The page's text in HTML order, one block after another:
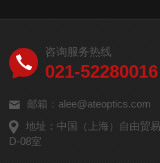
咨询服务热线
021-52280016
邮箱：alee@ateoptics.com
地址：中国（上海）自由贸
D-08室